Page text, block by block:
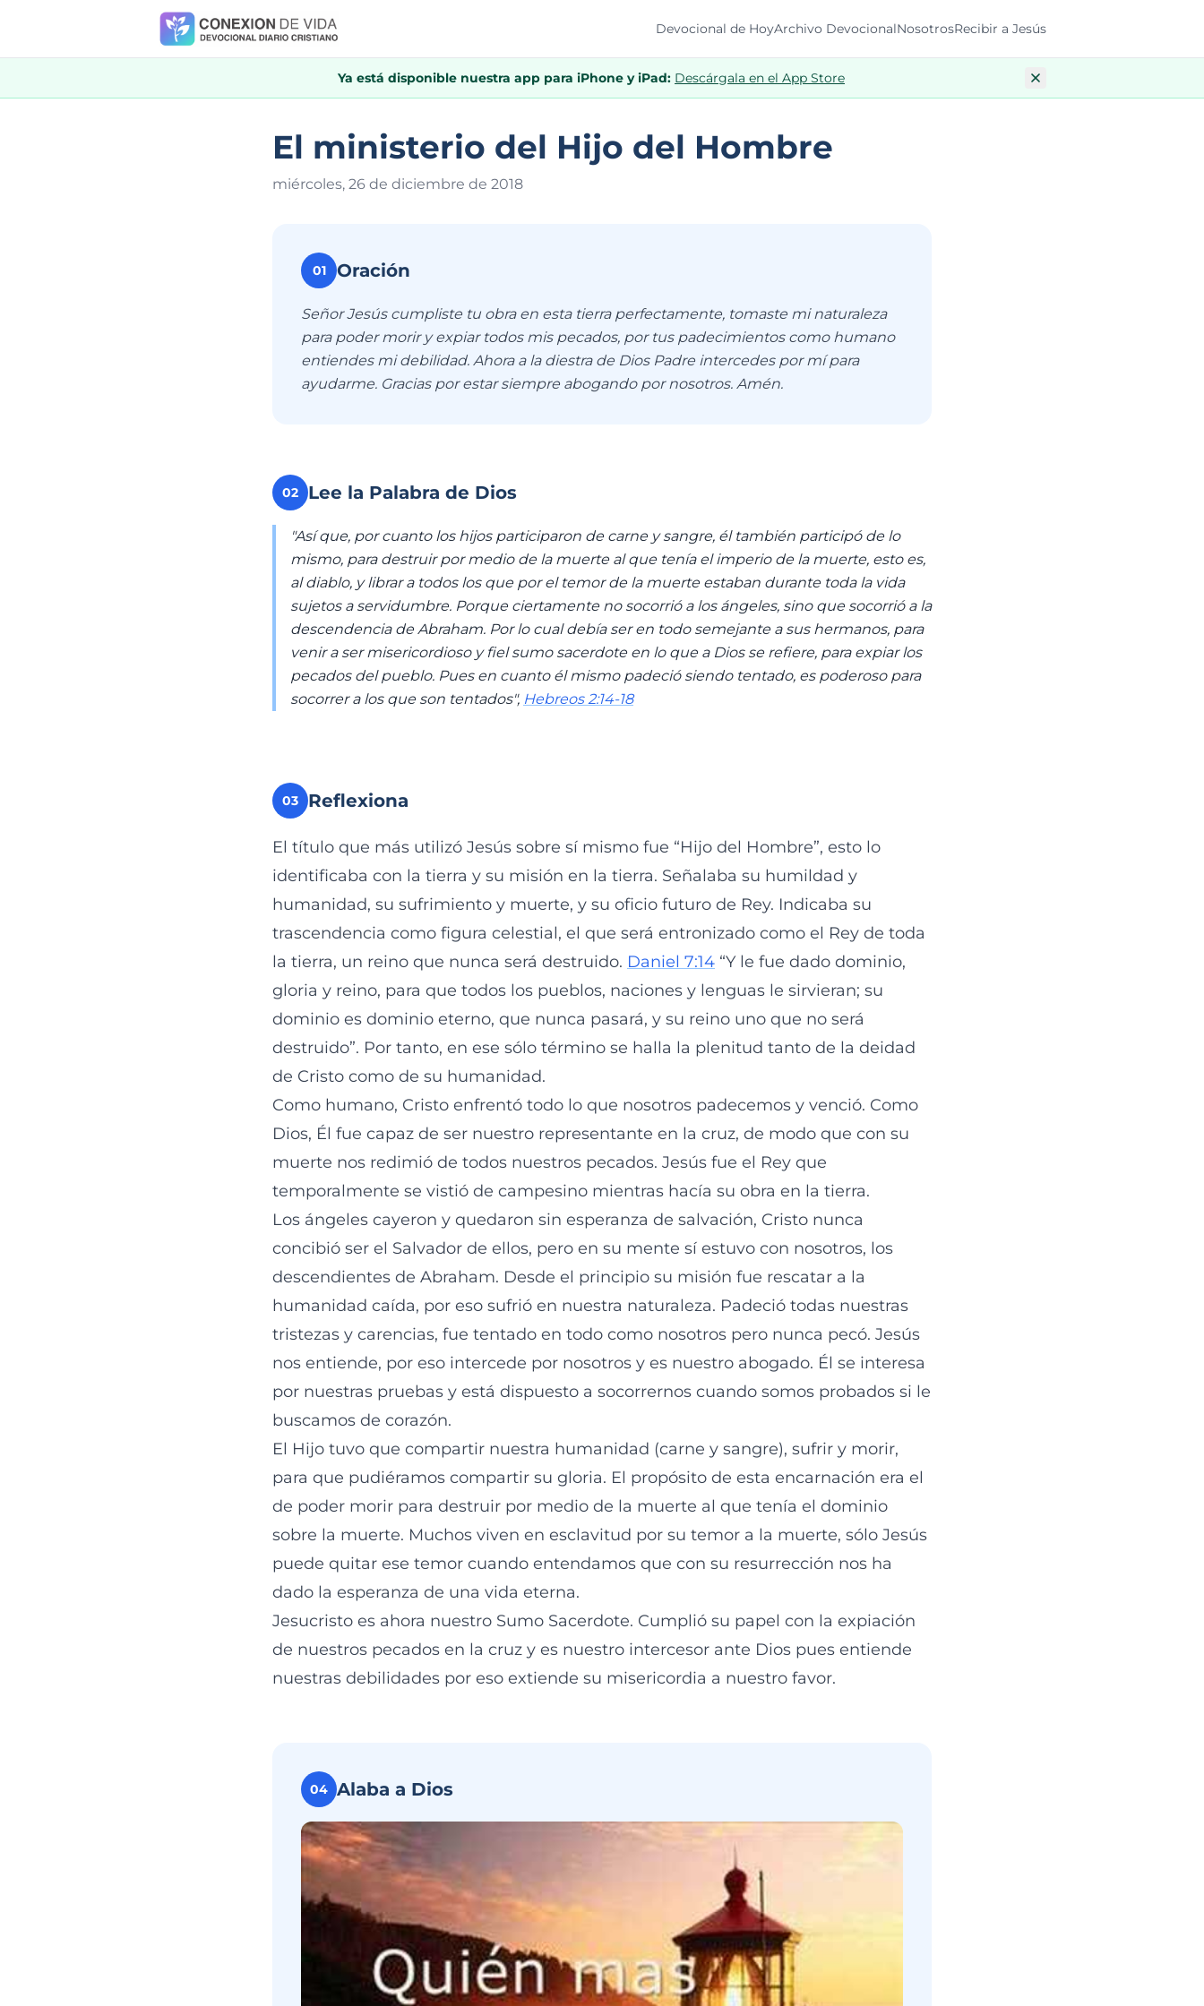
Devocional de HoyArchivo DevocionalNosotrosRecibir a Jesús
Ya está disponible nuestra app para iPhone y iPad: Descárgala en el App Store
El ministerio del Hijo del Hombre
miércoles, 26 de diciembre de 2018
01 Oración
Señor Jesús cumpliste tu obra en esta tierra perfectamente, tomaste mi naturaleza
para poder morir y expiar todos mis pecados, por tus padecimientos como humano
entiendes mi debilidad. Ahora a la diestra de Dios Padre intercedes por mí para
ayudarme. Gracias por estar siempre abogando por nosotros. Amén.
02 Lee la Palabra de Dios
"Así que, por cuanto los hijos participaron de carne y sangre, él también participó de lo
mismo, para destruir por medio de la muerte al que tenía el imperio de la muerte, esto es,
al diablo, y librar a todos los que por el temor de la muerte estaban durante toda la vida
sujetos a servidumbre. Porque ciertamente no socorrió a los ángeles, sino que socorrió a la
descendencia de Abraham. Por lo cual debía ser en todo semejante a sus hermanos, para
venir a ser misericordioso y fiel sumo sacerdote en lo que a Dios se refiere, para expiar los
pecados del pueblo. Pues en cuanto él mismo padeció siendo tentado, es poderoso para
socorrer a los que son tentados", Hebreos 2:14-18
03 Reflexiona
El título que más utilizó Jesús sobre sí mismo fue “Hijo del Hombre”, esto lo
identificaba con la tierra y su misión en la tierra. Señalaba su humildad y
humanidad, su sufrimiento y muerte, y su oficio futuro de Rey. Indicaba su
trascendencia como figura celestial, el que será entronizado como el Rey de toda
la tierra, un reino que nunca será destruido. Daniel 7:14 “Y le fue dado dominio,
gloria y reino, para que todos los pueblos, naciones y lenguas le sirvieran; su
dominio es dominio eterno, que nunca pasará, y su reino uno que no será
destruido”. Por tanto, en ese sólo término se halla la plenitud tanto de la deidad
de Cristo como de su humanidad.
Como humano, Cristo enfrentó todo lo que nosotros padecemos y venció. Como
Dios, Él fue capaz de ser nuestro representante en la cruz, de modo que con su
muerte nos redimió de todos nuestros pecados. Jesús fue el Rey que
temporalmente se vistió de campesino mientras hacía su obra en la tierra.
Los ángeles cayeron y quedaron sin esperanza de salvación, Cristo nunca
concibió ser el Salvador de ellos, pero en su mente sí estuvo con nosotros, los
descendientes de Abraham. Desde el principio su misión fue rescatar a la
humanidad caída, por eso sufrió en nuestra naturaleza. Padeció todas nuestras
tristezas y carencias, fue tentado en todo como nosotros pero nunca pecó. Jesús
nos entiende, por eso intercede por nosotros y es nuestro abogado. Él se interesa
por nuestras pruebas y está dispuesto a socorrernos cuando somos probados si le
buscamos de corazón.
El Hijo tuvo que compartir nuestra humanidad (carne y sangre), sufrir y morir,
para que pudiéramos compartir su gloria. El propósito de esta encarnación era el
de poder morir para destruir por medio de la muerte al que tenía el dominio
sobre la muerte. Muchos viven en esclavitud por su temor a la muerte, sólo Jesús
puede quitar ese temor cuando entendamos que con su resurrección nos ha
dado la esperanza de una vida eterna.
Jesucristo es ahora nuestro Sumo Sacerdote. Cumplió su papel con la expiación
de nuestros pecados en la cruz y es nuestro intercesor ante Dios pues entiende
nuestras debilidades por eso extiende su misericordia a nuestro favor.
04 Alaba a Dios